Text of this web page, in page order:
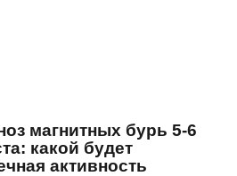
магнитных бурь 5-6
какой будет
активность